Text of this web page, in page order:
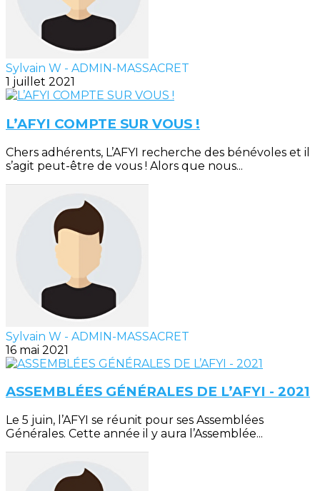
Sylvain W - ADMIN-MASSACRET
1 juillet 2021
L’AFYI COMPTE SUR VOUS !
Chers adhérents, L’AFYI recherche des bénévoles et il
s’agit peut-être de vous ! Alors que nous...
Sylvain W - ADMIN-MASSACRET
16 mai 2021
ASSEMBLÉES GÉNÉRALES DE L’AFYI - 2021
Le 5 juin, l’AFYI se réunit pour ses Assemblées
Générales. Cette année il y aura l’Assemblée...